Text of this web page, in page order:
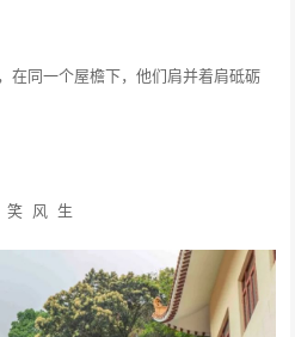
在同一个屋檐下，他们肩并着肩砥砺
笑 风 生